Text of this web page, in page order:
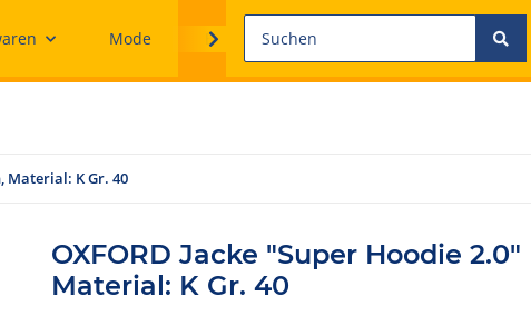
Mode Ersatzteile
Material: K Gr. 40
OXFORD Jacke "Super Hoodie
Material: K Gr. 40